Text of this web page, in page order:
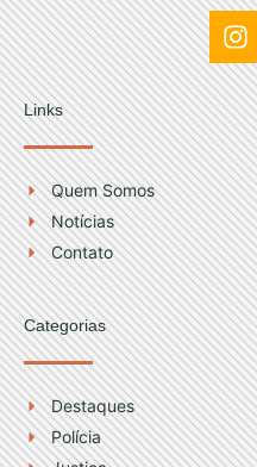
I
n
s
t
a
g
r
a
m
Links
Quem Somos
Notícias
Contato
Categorias
Destaques
Polícia